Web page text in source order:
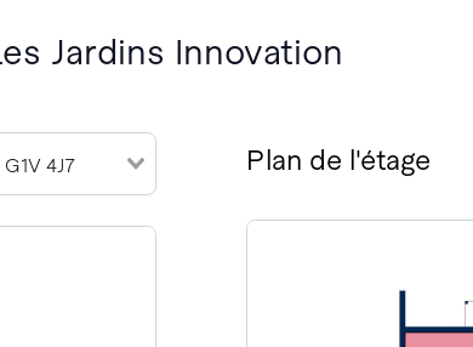
Jardins Innovation
4J7 Plan de l'étage